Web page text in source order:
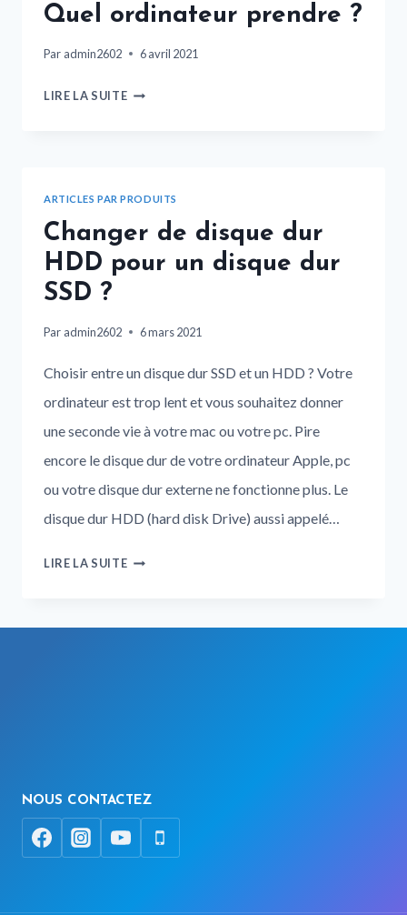
Quel ordinateur prendre ?
Par admin2602 6 avril 2021
LIRE LA SUITE
ARTICLES PAR PRODUITS
Changer de disque dur
HDD pour un disque dur
SSD ?
Par admin2602 6 mars 2021
Choisir entre un disque dur SSD et un HDD ? Votre
ordinateur est trop lent et vous souhaitez donner
une seconde vie à votre mac ou votre pc. Pire
encore le disque dur de votre ordinateur Apple, pc
ou votre disque dur externe ne fonctionne plus. Le
disque dur HDD (hard disk Drive) aussi appelé…
LIRE LA SUITE
NOUS CONTACTEZ